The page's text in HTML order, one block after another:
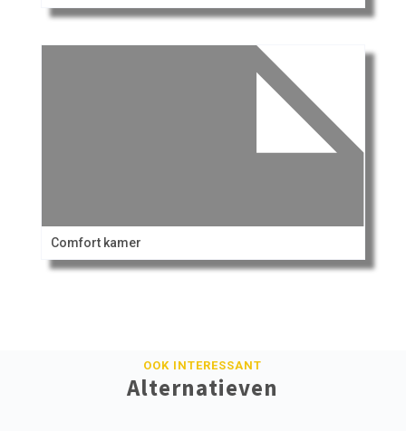
Comfort kamer
OOK INTERESSANT
Alternatieven